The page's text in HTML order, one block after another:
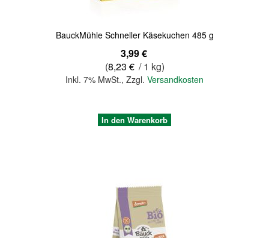
BauckMühle Schneller Käsekuchen 485 g
3,99 €
(8,23 € / 1 kg)
Inkl. 7% MwSt., Zzgl. Versandkosten
In den Warenkorb